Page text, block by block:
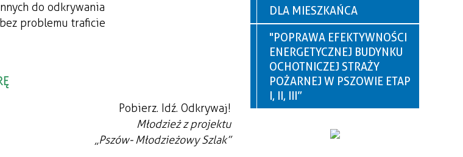
do odkrywania
problemu traficie
Pobierz. Idź. Odkrywaj!
Młodzież z projektu
„Pszów- Młodzieżowy Szlak”
DLA MIESZKAŃCA
"POPRAWA EFEKTYWNOŚCI
ENERGETYCZNEJ BUDYNKU
OCHOTNICZEJ STRAŻY
POŻARNEJ W PSZOWIE ETAP
I, II, III”